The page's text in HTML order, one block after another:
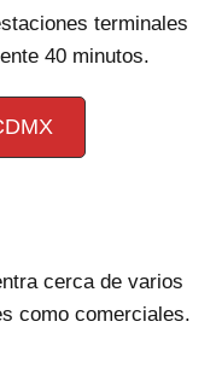
terminales
40 minutos.
cerca de varios
como comerciales.